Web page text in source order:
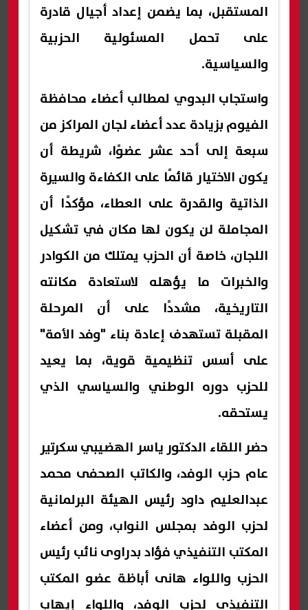
المستقبل، بما يضمن إعداد أجيال قادرة
على تحمل المسئولية الحزبية
والسياسية.
واستجاب البدوي لمطالب أعضاء محافظة
الفيوم بزيادة عدد أعضاء لجان المراكز من
سبعة إلى أحد عشر عضوًا، شريطة أن
يكون الاختيار قائمًا على الكفاءة والسيرة
الذاتية والقدرة على العطاء، مؤكدًا أن
المجاملة لن يكون لها مكان في تشكيل
اللجان، خاصة أن الحزب يمتلك من الكوادر
والخبرات ما يؤهله لاستعادة مكانته
التاريخية، مشددًا على أن المرحلة
المقبلة تستهدف إعادة بناء "وفد الأمة"
على أسس تنظيمية قوية، بما يعيد
للحزب دوره الوطني والسياسي الذي
يستحقه.
حضر اللقاء الدكتور ياسر الهضيبي سكرتير
عام حزب الوفد، والكاتب الصحفى محمد
عبدالعليم داود رئيس الهيئة البرلمانية
لحزب الوفد بمجلس النواب، ومن أعضاء
المكتب التنفيذي فؤاد بدراوى نائب رئيس
الحزب واللواء هانى أباظة عضو المكتب
التنفيذى لحزب الوفد، واللواء إيهاب